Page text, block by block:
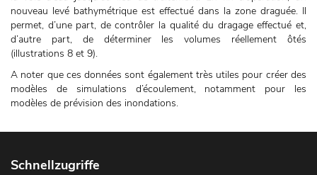
nouveau levé bathymétrique est effectué dans la zone draguée. Il
permet, d’une part, de contrôler la qualité du dragage effectué et,
d’autre part, de déterminer les volumes réellement ôtés
(illustrations 8 et 9).
A noter que ces données sont également très utiles pour créer des
modèles de simulations d’écoulement, notamment pour les
modèles de prévision des inondations.
Schnellzugriffe